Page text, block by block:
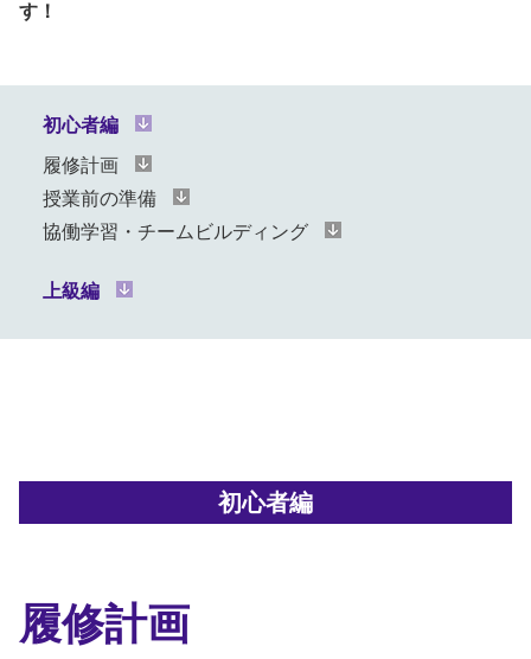
す！
初心者編
履修計画
授業前の準備
協働学習・チームビルディング
上級編
初心者編
履修計画